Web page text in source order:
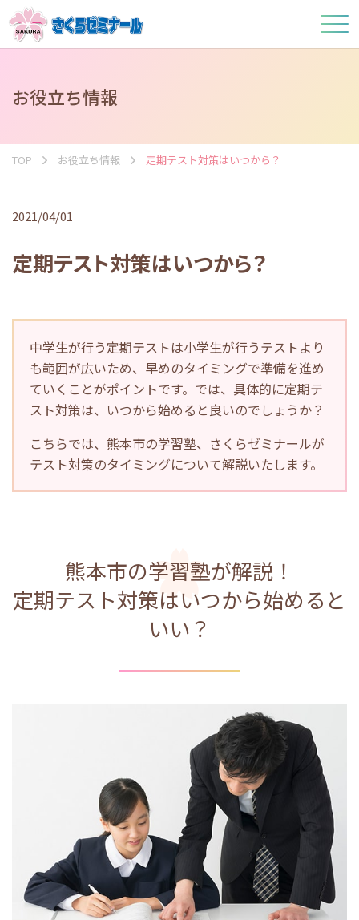
お役立ち情報
TOP お役立ち情報 定期テスト対策はいつから？
2021/04/01
定期テスト対策はいつから？
中学生が行う定期テストは小学生が行うテストより
も範囲が広いため、早めのタイミングで準備を進め
ていくことがポイントです。では、具体的に定期テ
スト対策は、いつから始めると良いのでしょうか？
こちらでは、熊本市の学習塾、さくらゼミナールが
テスト対策のタイミングについて解説いたします。
熊本市の学習塾が解説！
定期テスト対策はいつから始めると
いい？